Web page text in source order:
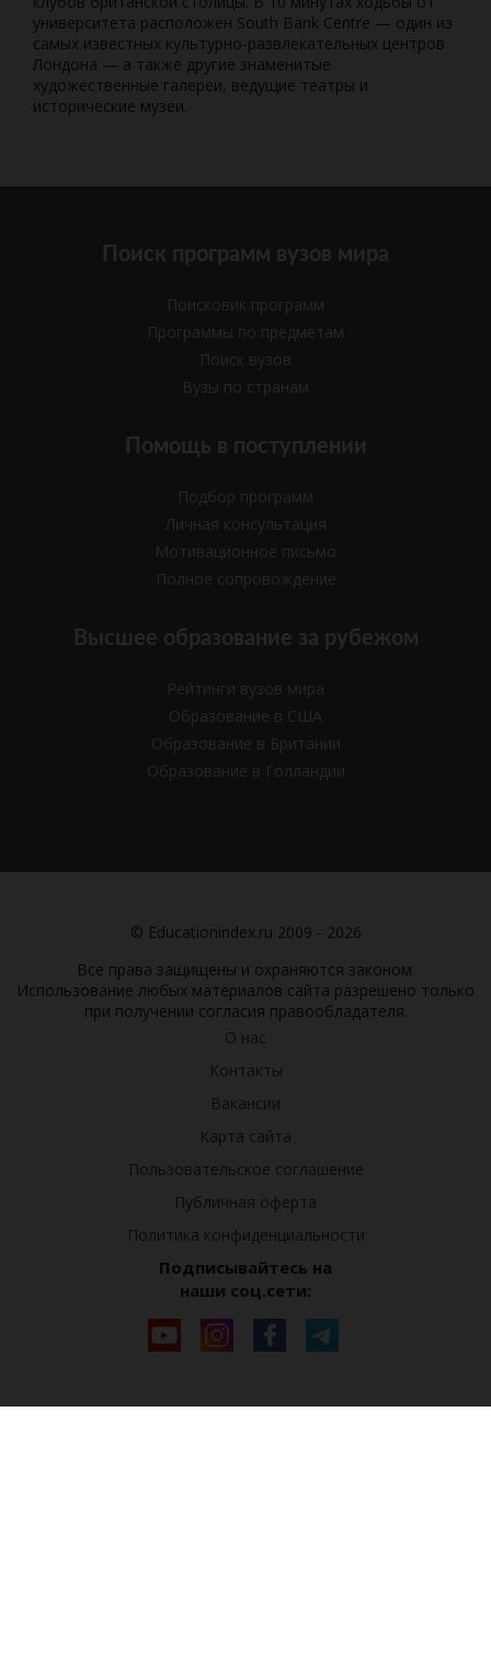
университета расположен South Bank Centre — один из
самых известных культурно-развлекательных центров
Лондона — а также другие знаменитые
художественные галереи, ведущие театры и
исторические музеи.
Поиск программ вузов мира
Поисковик программ
Программы по предметам
Поиск вузов
Вузы по странам
Помощь в поступлении
Подбор программ
Личная консультация
Мотивационное письмо
Полное сопровождение
Высшее образование за рубежом
Рейтинги вузов мира
Образование в США
Образование в Британии
Образование в Голландии
© Educationindex.ru 2009 - 2026
Все права защищены и охраняются законом.
Использование любых материалов сайта разрешено только
при получении согласия правообладателя.
О нас
Контакты
Вакансии
Карта сайта
Пользовательское соглашение
Публичная оферта
Политика конфиденциальности
Подписывайтесь на
наши соц.сети: